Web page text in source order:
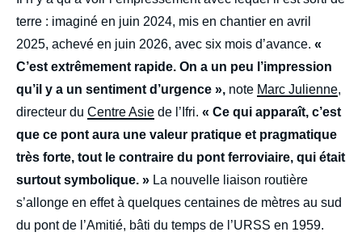
terre : imaginé en juin 2024, mis en chantier en avril
2025, achevé en juin 2026, avec six mois d’avance. «
C’est extrêmement rapide. On a un peu l’impression
qu’il y a un sentiment d’urgence », note Marc Julienne,
directeur du Centre Asie de l’Ifri. « Ce qui apparaît, c’est
que ce pont aura une valeur pratique et pragmatique
très forte, tout le contraire du pont ferroviaire, qui était
surtout symbolique. » La nouvelle liaison routière
s’allonge en effet à quelques centaines de mètres au sud
du pont de l’Amitié, bâti du temps de l’URSS en 1959.